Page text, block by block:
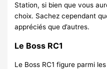
Station, si bien que vous
choix. Sachez cependant
appréciés que d’autres.
Le Boss RC1
Le Boss RC1 figure parmi